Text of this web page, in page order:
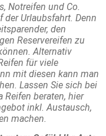
Notreifen und Co.
Urlaubsfahrt. Denn
den
Reservereifen zu
Alternativ
für viele
mit diesen kann man
Lassen Sie sich bei
Reifen beraten, hier
inkl. Austausch,
machen.